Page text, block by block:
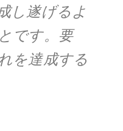
し遂げるよ
です。要
を達成する